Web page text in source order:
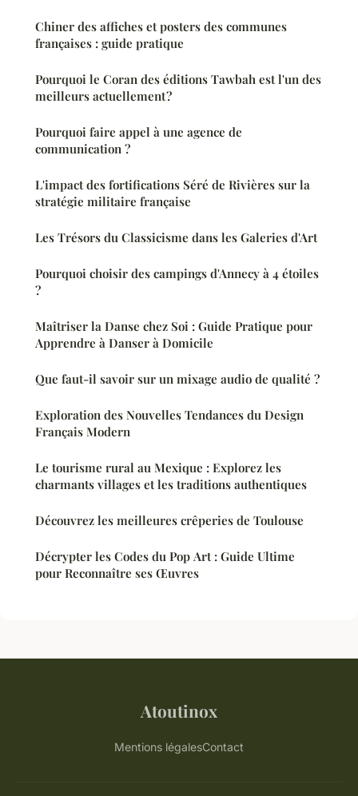
Chiner des affiches et posters des communes
françaises : guide pratique
Pourquoi le Coran des éditions Tawbah est l'un des
meilleurs actuellement ?
Pourquoi faire appel à une agence de
communication ?
L'impact des fortifications Séré de Rivières sur la
stratégie militaire française
Les Trésors du Classicisme dans les Galeries d'Art
Pourquoi choisir des campings d'Annecy à 4 étoiles
?
Maîtriser la Danse chez Soi : Guide Pratique pour
Apprendre à Danser à Domicile
Que faut-il savoir sur un mixage audio de qualité ?
Exploration des Nouvelles Tendances du Design
Français Modern
Le tourisme rural au Mexique : Explorez les
charmants villages et les traditions authentiques
Découvrez les meilleures crêperies de Toulouse
Décrypter les Codes du Pop Art : Guide Ultime
pour Reconnaître ses Œuvres
Atoutinox
Mentions légalesContact